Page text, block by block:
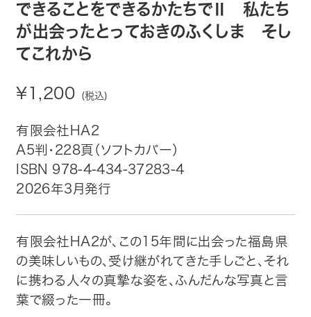
写真集
電子書籍
ご案内
トップ
自費出版したい方
購入方法
お問い合わせ
できることをできるかたちでⅡ 私たち
が出会ったとっておきのふくしま そし
てこれから
¥1,200 (税込)
有限会社HA2
A5判・228頁（ソフトカバー）
ISBN 978-4-434-37283-4
2026年3月発行
有限会社HA2が、この15年間に出会った福島県
の美味しいもの、受け継がれてきた手しごと、それ
に携わる人々の真摯な姿を、ふんだんな写真と言
葉で綴った一冊。